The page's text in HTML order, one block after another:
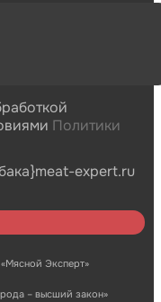
Политики
expert.ru
Эксперт»
– высший закон»